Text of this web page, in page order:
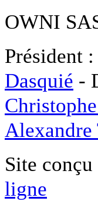
OWNI
Président :
Dasquié -
Alexandre
Site conçu
ligne